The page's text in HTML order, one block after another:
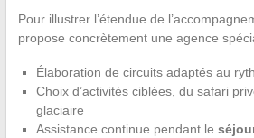
Pour illustrer l’étendue de
propose concrètement une agence
Élaboration de circuits adaptés au
Choix d’activités ciblées, du safari
glaciaire
Assistance continue pendant le